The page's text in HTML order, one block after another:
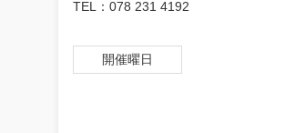
TEL：078 231 4192
開催曜日